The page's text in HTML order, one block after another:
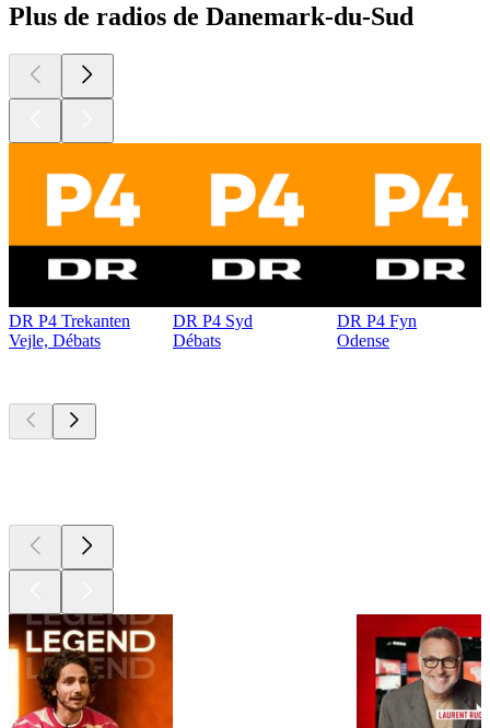
Plus de radios de Danemark-du-Sud
DR P4 Trekanten
Vejle, Débats
DR P4 Syd
Débats
DR P4 Fyn
Odense